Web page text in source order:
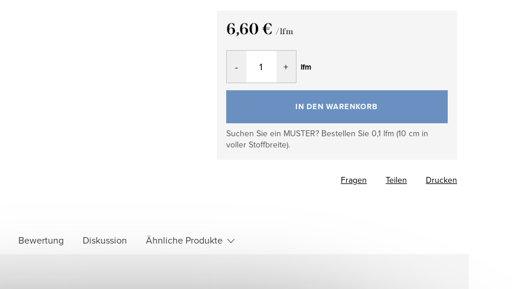
6,60 € / lfm
Verkaufspreis:
lfm
IN DEN WARENKORB
Suchen Sie ein MUSTER? Bestellen Sie 0,1 lfm (10 cm in
voller Stoffbreite).
Drucken
Fragen Teilen
Bewertung Diskussion Ähnliche Produkte